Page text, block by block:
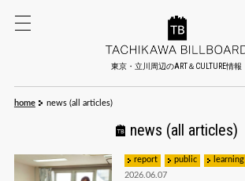
東京・立川周辺のART＆CULTURE情報
home news (all articles)
news (all articles)
report public
learning
2026.06.07